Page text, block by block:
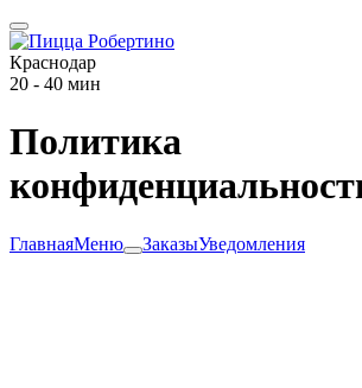
Краснодар
20 - 40 мин
Политика
ГлавнаяМеню ЗаказыУведомления